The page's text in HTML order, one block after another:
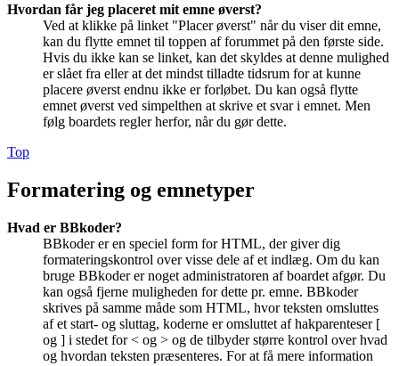
Hvordan får jeg placeret mit emne øverst?
Ved at klikke på linket "Placer øverst" når du viser dit emne,
kan du flytte emnet til toppen af forummet på den første side.
Hvis du ikke kan se linket, kan det skyldes at denne mulighed
er slået fra eller at det mindst tilladte tidsrum for at kunne
placere øverst endnu ikke er forløbet. Du kan også flytte
emnet øverst ved simpelthen at skrive et svar i emnet. Men
følg boardets regler herfor, når du gør dette.
Top
Formatering og emnetyper
Hvad er BBkoder?
BBkoder er en speciel form for HTML, der giver dig
formateringskontrol over visse dele af et indlæg. Om du kan
bruge BBkoder er noget administratoren af boardet afgør. Du
kan også fjerne muligheden for dette pr. emne. BBkoder
skrives på samme måde som HTML, hvor teksten omsluttes
af et start- og sluttag, koderne er omsluttet af hakparenteser [
og ] i stedet for < og > og de tilbyder større kontrol over hvad
og hvordan teksten præsenteres. For at få mere information